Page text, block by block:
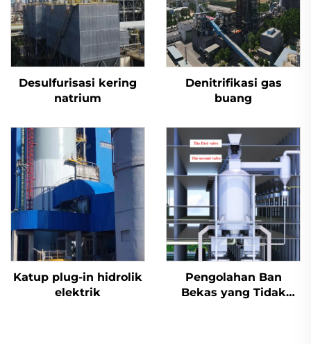
Desulfurisasi kering
natrium
Denitrifikasi gas
buang
Katup plug-in hidrolik
elektrik
Pengolahan Ban
Bekas yang Tidak